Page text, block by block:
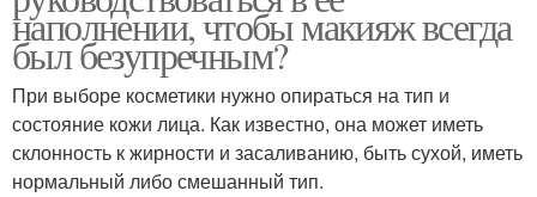
наполнении, чтобы макияж всегда
был безупречным?
При выборе косметики нужно опираться на тип и
состояние кожи лица. Как известно, она может иметь
склонность к жирности и засаливанию, быть сухой, иметь
нормальный либо смешанный тип.